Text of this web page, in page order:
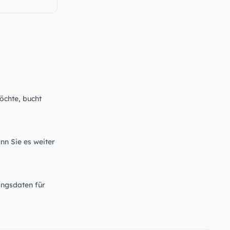
bucht
Sie es weiter
für